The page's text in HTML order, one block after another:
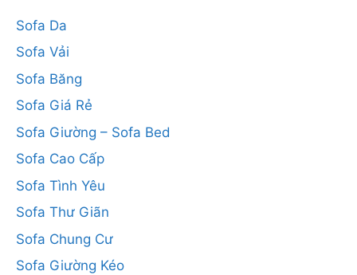
Sofa Da
Sofa Vải
Sofa Băng
Sofa Giá Rẻ
Sofa Giường – Sofa Bed
Sofa Cao Cấp
Sofa Tình Yêu
Sofa Thư Giãn
Sofa Chung Cư
Sofa Giường Kéo